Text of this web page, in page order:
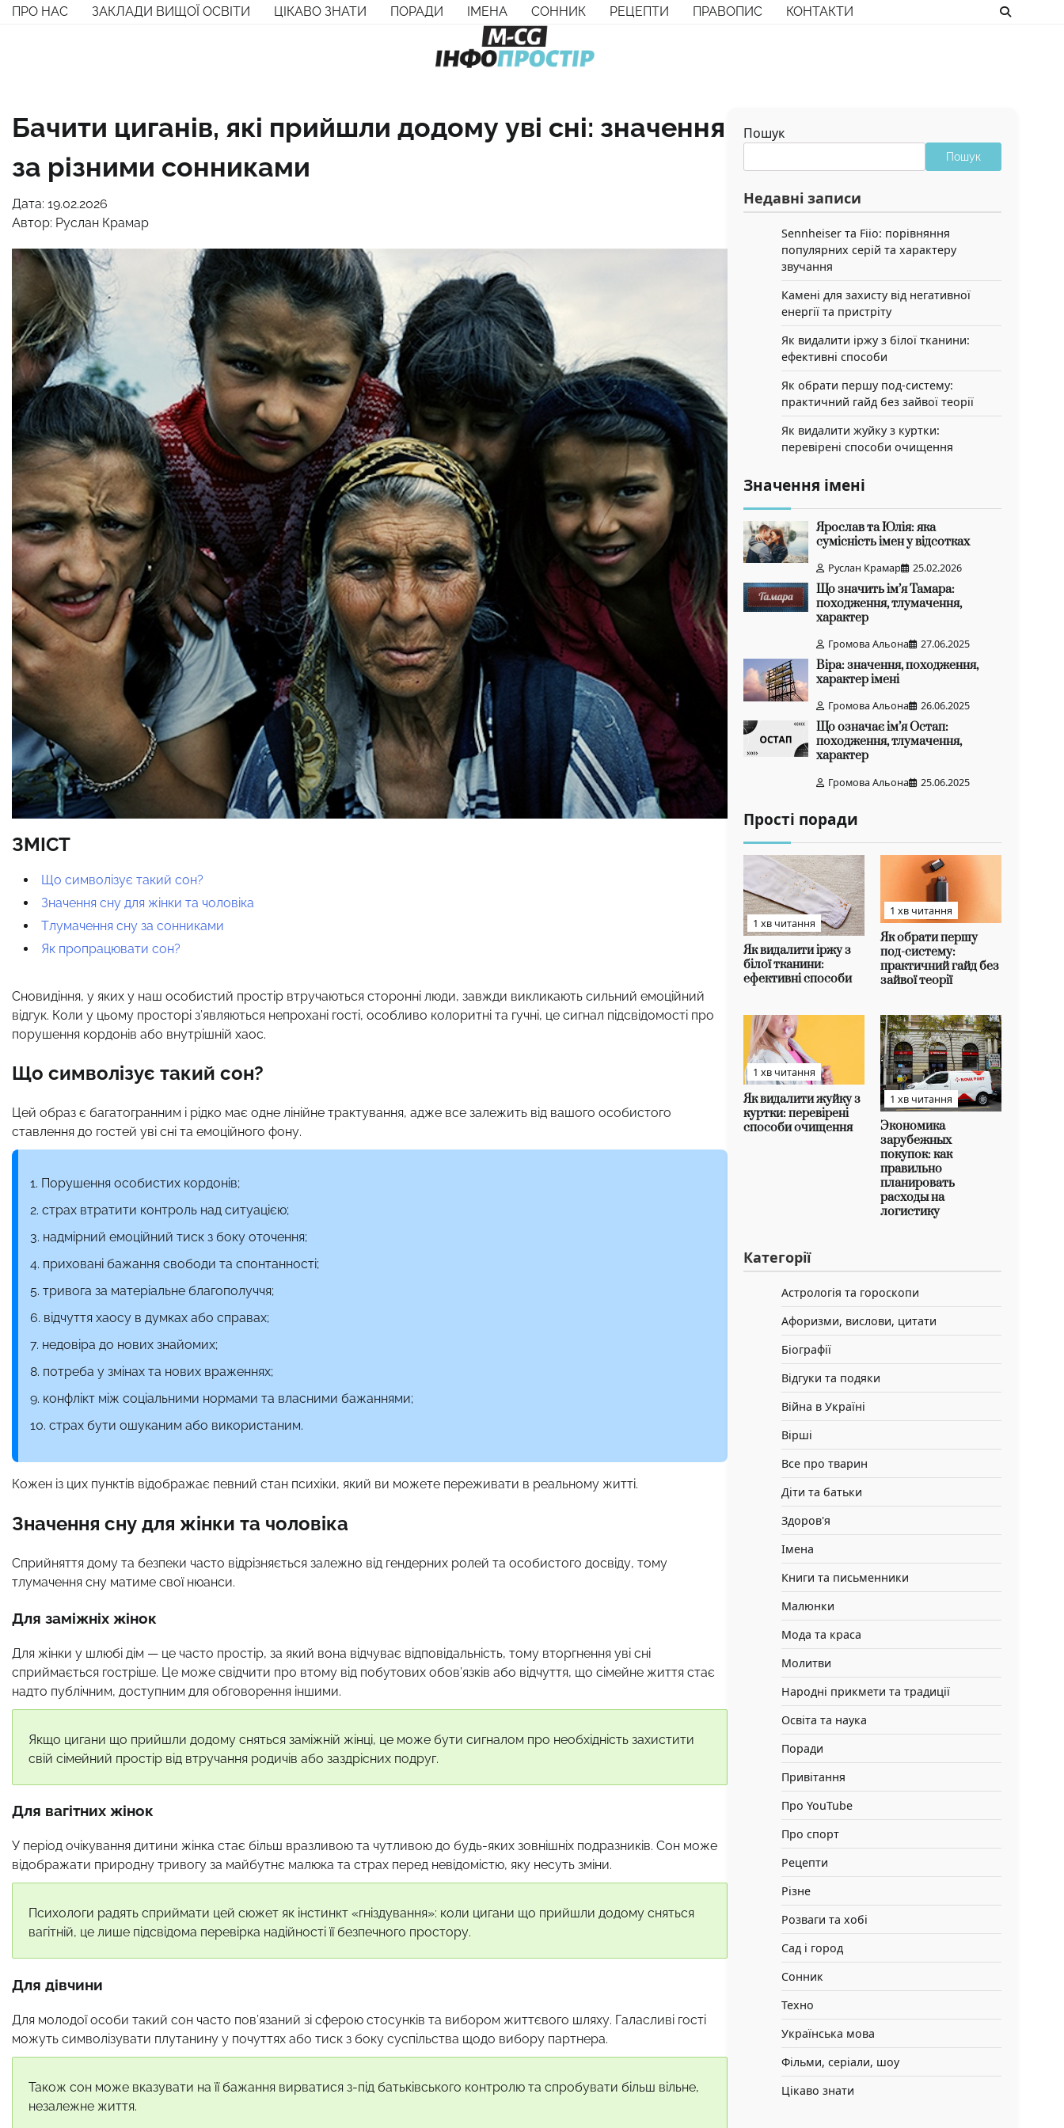
Перейти
ПРО НАС ЗАКЛАДИ ВИЩОЇ ОСВІТИ ЦІКАВО ЗНАТИ ПОРАДИ ІМЕНА СОННИК РЕЦЕПТИ ПРАВОПИС КОНТАКТИ
Бачити циганів, які прийшли додому уві сні: значення
за різними сонниками
Дата: 19.02.2026
Автор: Руслан Крамар
ЗМІСТ
Що символізує такий сон?
Значення сну для жінки та чоловіка
Тлумачення сну за сонниками
Як пропрацювати сон?
Сновидіння, у яких у наш особистий простір втручаються сторонні люди, завжди викликають сильний емоційний
відгук. Коли у цьому просторі з’являються непрохані гості, особливо колоритні та гучні, це сигнал підсвідомості про
порушення кордонів або внутрішній хаос.
Що символізує такий сон?
Цей образ є багатогранним і рідко має одне лінійне трактування, адже все залежить від вашого особистого
ставлення до гостей уві сні та емоційного фону.
Порушення особистих кордонів;
страх втратити контроль над ситуацією;
надмірний емоційний тиск з боку оточення;
приховані бажання свободи та спонтанності;
тривога за матеріальне благополуччя;
відчуття хаосу в думках або справах;
недовіра до нових знайомих;
потреба у змінах та нових враженнях;
конфлікт між соціальними нормами та власними бажаннями;
страх бути ошуканим або використаним.
Кожен із цих пунктів відображає певний стан психіки, який ви можете переживати в реальному житті.
Значення сну для жінки та чоловіка
Сприйняття дому та безпеки часто відрізняється залежно від гендерних ролей та особистого досвіду, тому
тлумачення сну матиме свої нюанси.
Для заміжніх жінок
Для жінки у шлюбі дім — це часто простір, за який вона відчуває відповідальність, тому вторгнення уві сні
сприймається гостріше. Це може свідчити про втому від побутових обов’язків або відчуття, що сімейне життя стає
надто публічним, доступним для обговорення іншими.
Якщо цигани що прийшли додому сняться заміжній жінці, це може бути сигналом про необхідність захистити
свій сімейний простір від втручання родичів або заздрісних подруг.
Для вагітних жінок
У період очікування дитини жінка стає більш вразливою та чутливою до будь-яких зовнішніх подразників. Сон може
відображати природну тривогу за майбутнє малюка та страх перед невідомістю, яку несуть зміни.
Психологи радять сприймати цей сюжет як інстинкт «гніздування»: коли цигани що прийшли додому сняться
вагітній, це лише підсвідома перевірка надійності її безпечного простору.
Для дівчини
Для молодої особи такий сон часто пов’язаний зі сферою стосунків та вибором життєвого шляху. Галасливі гості
можуть символізувати плутанину у почуттях або тиск з боку суспільства щодо вибору партнера.
Також сон може вказувати на її бажання вирватися з-під батьківського контролю та спробувати більш вільне,
незалежне життя.
Пошук
Пошук
Недавні записи
Sennheiser та Fiio: порівняння
популярних серій та характеру
звучання
Камені для захисту від негативної
енергії та пристріту
Як видалити іржу з білої тканини:
ефективні способи
Як обрати першу под-систему:
практичний гайд без зайвої теорії
Як видалити жуйку з куртки:
перевірені способи очищення
Значення імені
Ярослав та Юлія: яка
сумісність імен у відсотках
Руслан Крамар 25.02.2026
Що значить ім’я Тамара:
походження, тлумачення,
характер
Громова Альона 27.06.2025
Віра: значення, походження,
характер імені
Громова Альона 26.06.2025
Що означає ім’я Остап:
походження, тлумачення,
характер
Громова Альона 25.06.2025
Прості поради
1 хв читання
Як видалити іржу з
білої тканини:
ефективні способи
1 хв читання
Як обрати першу
под-систему:
практичний гайд без
зайвої теорії
1 хв читання
Як видалити жуйку з
куртки: перевірені
способи очищення
1 хв читання
Экономика
зарубежных
покупок: как
правильно
планировать
расходы на
логистику
Категорії
Астрологія та гороскопи
Афоризми, вислови, цитати
Біографії
Відгуки та подяки
Війна в Україні
Вірші
Все про тварин
Діти та батьки
Здоров'я
Імена
Книги та письменники
Малюнки
Мода та краса
Молитви
Народні прикмети та традиції
Освіта та наука
Поради
Привітання
Про YouTube
Про спорт
Рецепти
Різне
Розваги та хобі
Сад і город
Сонник
Техно
Українська мова
Фільми, серіали, шоу
Цікаво знати